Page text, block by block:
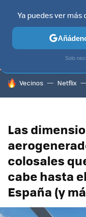
TELEVISORES
HOY SE HABLA DE
Vecinos Netflix
Las
colosales
cabe hasta
España (y
Ya puedes ver más
Solo